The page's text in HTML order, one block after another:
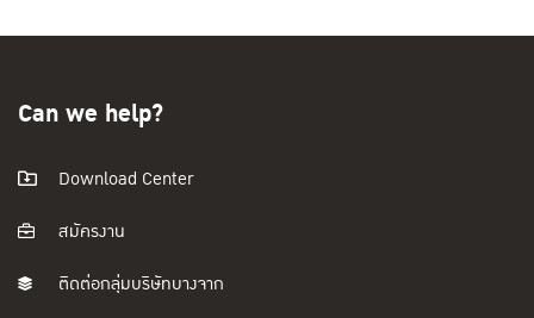
Can we help?
Download Center
สมัครงาน
ติดต่อกลุ่มบริษัทบางจาก